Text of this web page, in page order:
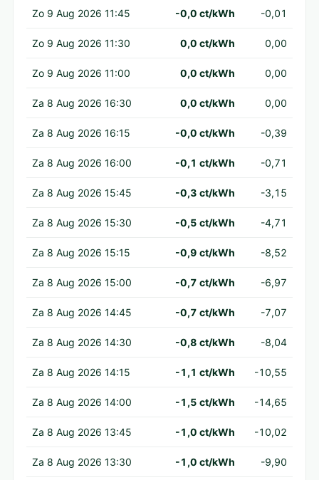
Zo 9 Aug 2026 11:45 -0,0 ct/kWh -0,01
Zo 9 Aug 2026 11:30 0,0 ct/kWh 0,00
Zo 9 Aug 2026 11:00 0,0 ct/kWh 0,00
Za 8 Aug 2026 16:30 0,0 ct/kWh 0,00
Za 8 Aug 2026 16:15 -0,0 ct/kWh -0,39
Za 8 Aug 2026 16:00 -0,1 ct/kWh -0,71
Za 8 Aug 2026 15:45 -0,3 ct/kWh -3,15
Za 8 Aug 2026 15:30 -0,5 ct/kWh -4,71
Za 8 Aug 2026 15:15 -0,9 ct/kWh -8,52
Za 8 Aug 2026 15:00 -0,7 ct/kWh -6,97
Za 8 Aug 2026 14:45 -0,7 ct/kWh -7,07
Za 8 Aug 2026 14:30 -0,8 ct/kWh -8,04
Za 8 Aug 2026 14:15 -1,1 ct/kWh -10,55
Za 8 Aug 2026 14:00 -1,5 ct/kWh -14,65
Za 8 Aug 2026 13:45 -1,0 ct/kWh -10,02
Za 8 Aug 2026 13:30 -1,0 ct/kWh -9,90